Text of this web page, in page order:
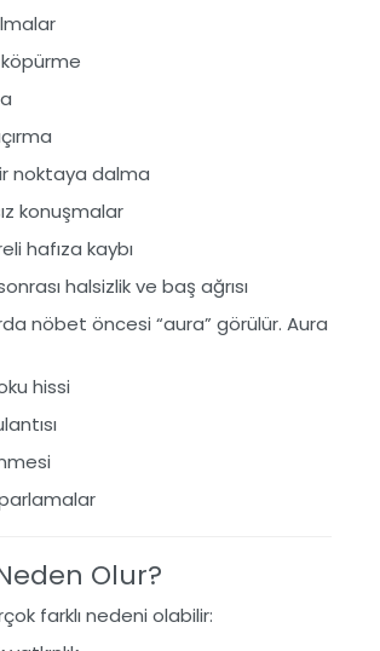
noktaya dalma
konuşmalar
hafıza kaybı
halsizlik ve baş ağrısı
nöbet öncesi “aura” görülür. Aura
hissi
Olur?
farklı nedeni olabilir: